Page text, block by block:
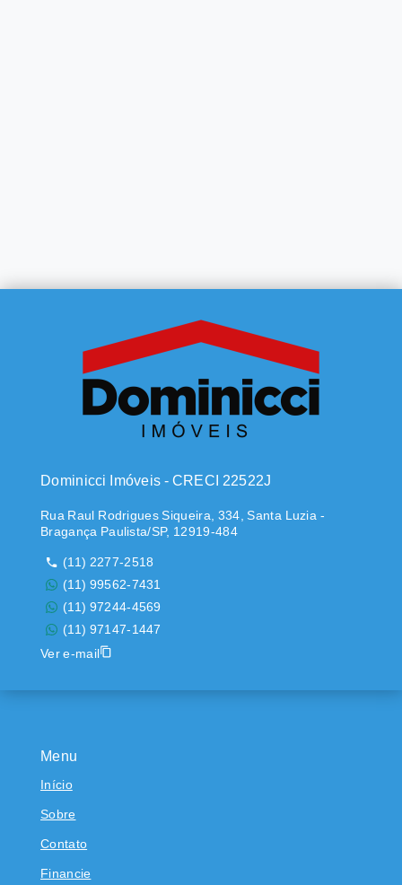
Menu
Início
Sobre
Contato
Financie
Dominicci Imóveis - CRECI 22522J
Rua Raul Rodrigues Siqueira, 334, Santa Luzia -
Bragança Paulista/SP, 12919-484
(11) 2277-2518
(11) 99562-7431
(11) 97244-4569
(11) 97147-1447
Ver e-mail